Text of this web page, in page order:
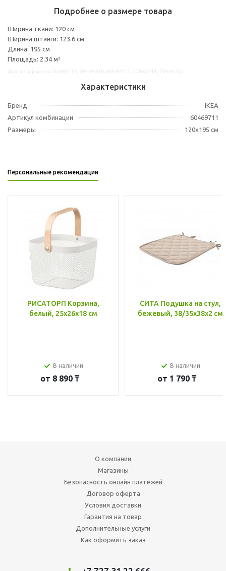
Подробнее о размере товара
Ширина ткани: 120 см
Ширина штанги: 123.6 см
Длина: 195 см
Площадь: 2.34 м²
Характеристики
Бренд
IKEA
Артикул комбинации
60469711
Размеры
120x195 см
Персональные рекомендации
РИСАТОРП Корзина,
белый, 25x26x18 см
В наличии
от 8 890 ₸
СИТА Подушка на стул,
бежевый, 38/35x38x2 см
В наличии
от 1 790 ₸
О компании
Магазины
Безопасность онлайн платежей
Договор оферта
Условия доставки
Гарантия на товар
Дополнительные услуги
Как оформить заказ